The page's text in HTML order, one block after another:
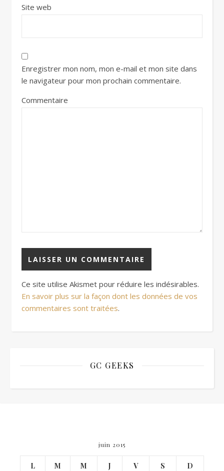
Site web
Enregistrer mon nom, mon e-mail et mon site dans
le navigateur pour mon prochain commentaire.
Commentaire
Ce site utilise Akismet pour réduire les indésirables.
En savoir plus sur la façon dont les données de vos
commentaires sont traitées.
GC GEEKS
juin 2015
L M M J V S D